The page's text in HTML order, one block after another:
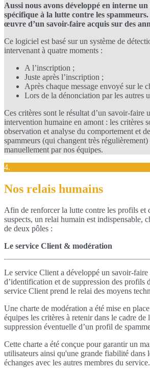
Aussi nous avons développé en interne
spécifique à la lutte contre les spammeurs.
œuvre d’un savoir-faire acquis sur des
Ce logiciel est basé sur un système de
intervenant à quatre moments :
A l’inscription ;
Juste après l’inscription ;
Après chaque message envoyé sur le
Lors de la dénonciation par les autres
Ces critères sont le résultat d’un savoir-faire
intervention humaine en amont : les critères
observation et analyse du comportement et
spammeurs (qui changent très
manuellement par nos équipes.
4.
Nos relais humains
Afin de renforcer la lutte contre les profils et
suspects, un relai humain est indispensable,
de deux pôles :
Le service Client & modération
Le service Client a développé un savoir-faire
d’identification et de suppression des profils
service Client prend le relai des moyens
Une charte de modération a été mise en
équipes les critères à retenir dans le cadre de
suppression éventuelle d’un profil de
Cette charte a été conçue pour garantir un
utilisateurs ainsi qu'une grande fiabilité dans
échanges avec les autres membres du service.